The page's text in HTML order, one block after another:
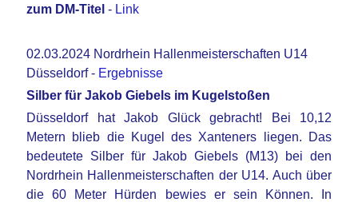
zum DM-Titel - Link
02.03.2024 Nordrhein Hallenmeisterschaften U14
Düsseldorf - Ergebnisse
Silber für Jakob Giebels im Kugelstoßen
Düsseldorf hat Jakob Glück gebracht! Bei 10,12
Metern blieb die Kugel des Xanteners liegen. Das
bedeutete Silber für Jakob Giebels (M13) bei den
Nordrhein Hallenmeisterschaften der U14. Auch über
die 60 Meter Hürden bewies er sein Können. In